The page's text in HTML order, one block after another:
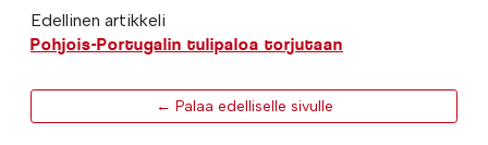
Edellinen artikkeli
Pohjois-Portugalin tulipaloa torjutaan
← Palaa edelliselle sivulle